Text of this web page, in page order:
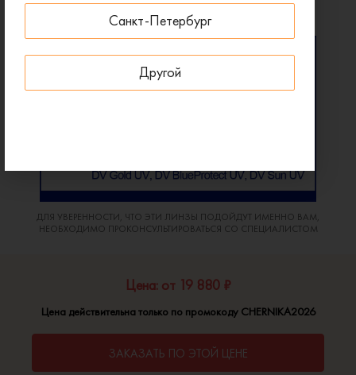
Санкт-Петербург
Другой
Полимерные офисные линзы Zeiss Officelens Individual
ДЛЯ УВЕРЕННОСТИ, ЧТО ЭТИ ЛИНЗЫ ПОДОЙДУТ ИМЕННО ВАМ,
НЕОБХОДИМО ПРОКОНСУЛЬТИРОВАТЬСЯ СО СПЕЦИАЛИСТОМ
Цена: от 19 880 ₽
Цена действительна только по промокоду CHERNIKA2026
ЗАКАЗАТЬ ПО ЭТОЙ ЦЕНЕ